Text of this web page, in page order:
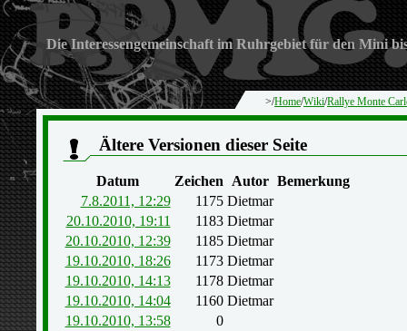
Die Interessengemeinschaft im Ruhrgebiet für den Mini
>/Home/Wiki/Rallye Monte
Ältere Versionen dieser Seite
Datum Zeichen Autor Bemerkung
7.8.2011, 12:29
1175 Dietmar
20.10.2010, 19:11
1183 Dietmar
20.10.2010, 12:39
1185 Dietmar
19.10.2010, 18:26
1173 Dietmar
19.10.2010, 14:13
1178 Dietmar
19.10.2010, 14:04
1160 Dietmar
19.10.2010, 13:58
0